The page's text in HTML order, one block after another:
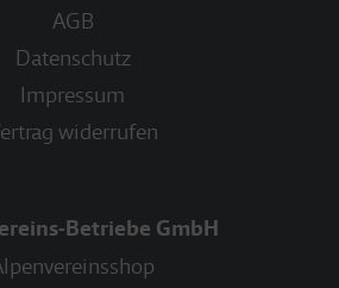
AGB
Datenschutz
Impressum
widerrufen
Betriebe GmbH